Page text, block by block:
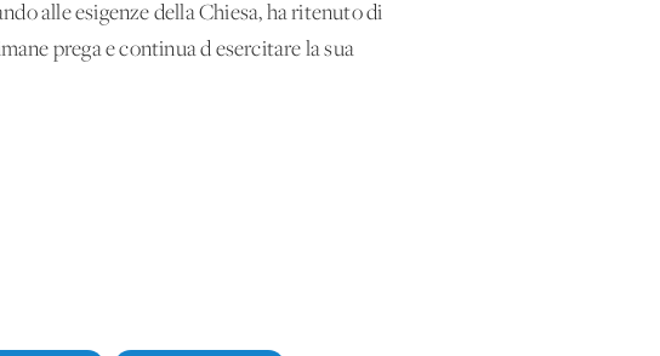
alle esigenze della Chiesa, ha ritenuto di
prega e continua d esercitare la sua